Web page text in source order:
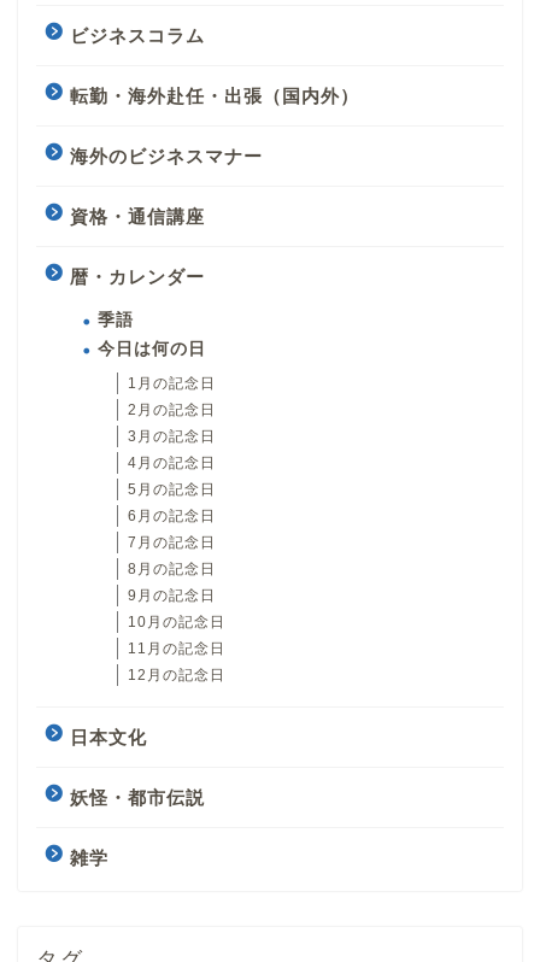
ビジネスコラム
転勤・海外赴任・出張（国内外）
海外のビジネスマナー
資格・通信講座
暦・カレンダー
季語
今日は何の日
1月の記念日
2月の記念日
3月の記念日
4月の記念日
5月の記念日
6月の記念日
7月の記念日
8月の記念日
9月の記念日
10月の記念日
11月の記念日
12月の記念日
日本文化
妖怪・都市伝説
雑学